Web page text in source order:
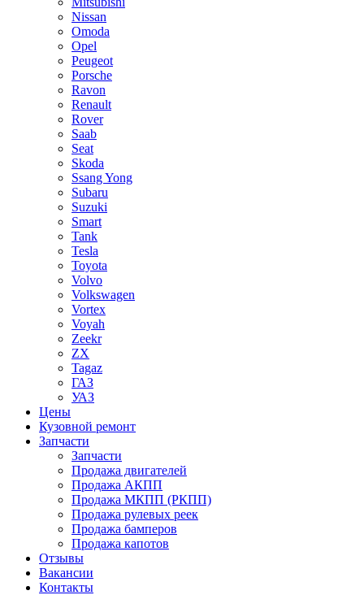
Nissan
Omoda
Opel
Peugeot
Porsche
Ravon
Renault
Rover
Saab
Seat
Skoda
Ssang Yong
Subaru
Suzuki
Smart
Tank
Tesla
Toyota
Volvo
Volkswagen
Vortex
Voyah
Zeekr
ZX
Tagaz
ГАЗ
УАЗ
Цены
Кузовной ремонт
Запчасти
Запчасти
Продажа двигателей
Продажа АКПП
Продажа МКПП (РКПП)
Продажа рулевых реек
Продажа бамперов
Продажа капотов
Отзывы
Вакансии
Контакты